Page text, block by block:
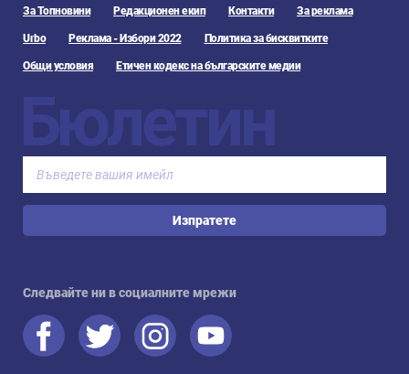
За Топновини Редакционен екип Контакти За реклама
Urbo Реклама - Избори 2022 Политика за бисквитките
Общи условия Етичен кодекс на българските медии
Бюлетин
Изпратете
Следвайте ни в социалните мрежи